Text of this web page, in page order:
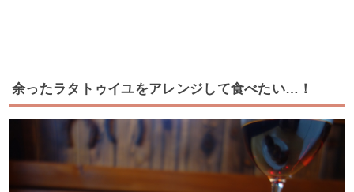
余ったラタトゥイユをアレンジして食べたい…！